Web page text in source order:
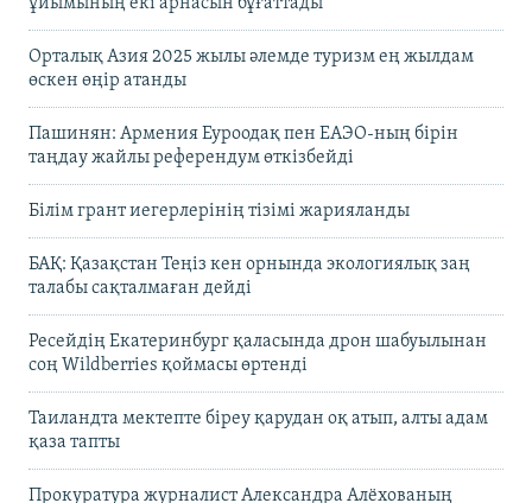
ұйымының екі арнасын бұғаттады
Орталық Азия 2025 жылы әлемде туризм ең жылдам
өскен өңір атанды
Пашинян: Армения Еуроодақ пен ЕАЭО-ның бірін
таңдау жайлы референдум өткізбейді
Білім грант иегерлерінің тізімі жарияланды
БАҚ: Қазақстан Теңіз кен орнында экологиялық заң
талабы сақталмаған дейді
Ресейдің Екатеринбург қаласында дрон шабуылынан
соң Wildberries қоймасы өртенді
Таиландта мектепте біреу қарудан оқ атып, алты адам
қаза тапты
Прокуратура журналист Александра Алёхованың